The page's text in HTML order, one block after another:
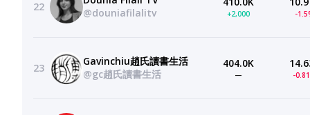
22
@douniafilalitv
+2,000 -
23
Gavinchiu趙氏讀書生活
@gc趙氏讀書生活
404.0K
— -